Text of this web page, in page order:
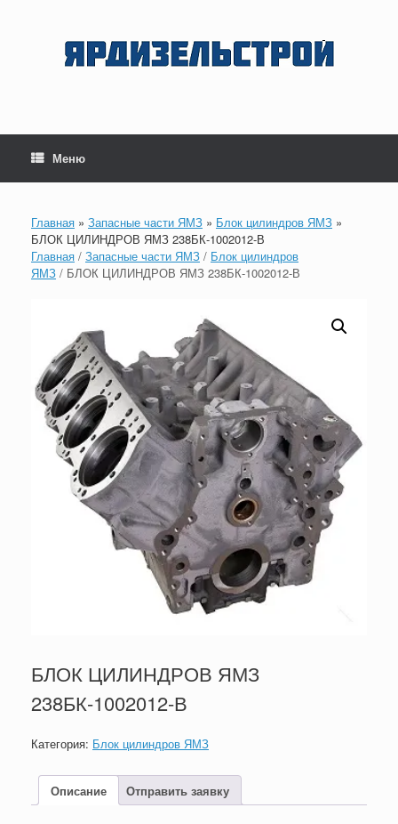
содержанию
Меню
Главная » Запасные части ЯМЗ » Блок цилиндров ЯМЗ »
БЛОК ЦИЛИНДРОВ ЯМЗ 238БК-1002012-В
Главная / Запасные части ЯМЗ / Блок цилиндров
ЯМЗ / БЛОК ЦИЛИНДРОВ ЯМЗ 238БК-1002012-В
БЛОК ЦИЛИНДРОВ ЯМЗ
238БК-1002012-В
Категория: Блок цилиндров ЯМЗ
Описание Отправить заявку